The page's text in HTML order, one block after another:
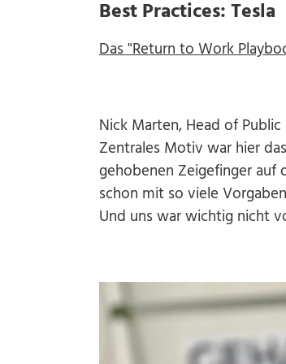
Best Practices: Tesla
Das "Return to Work
Nick Marten, Head of
Zentrales Motiv war hier
gehobenen Zeigefinger auf
schon mit so viele
Und uns war wichtig nicht